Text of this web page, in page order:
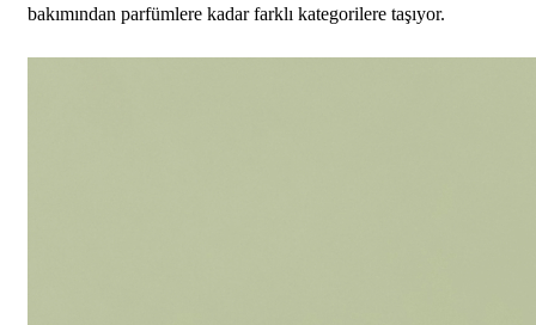
bakımından parfümlere kadar farklı kategorilere taşıyor.